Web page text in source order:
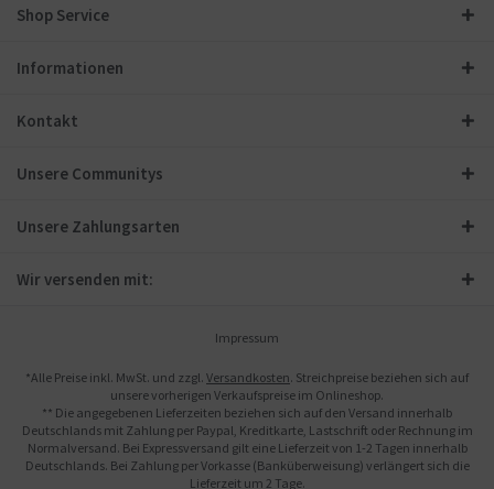
Shop Service
Informationen
Kontakt
Unsere Communitys
Unsere Zahlungsarten
Wir versenden mit:
Impressum
*Alle Preise inkl. MwSt. und zzgl. Versandkosten. Streichpreise beziehen sich auf
unsere vorherigen Verkaufspreise im Onlineshop.
** Die angegebenen Lieferzeiten beziehen sich auf den Versand innerhalb
Deutschlands mit Zahlung per Paypal, Kreditkarte, Lastschrift oder Rechnung im
Normalversand. Bei Expressversand gilt eine Lieferzeit von 1-2 Tagen innerhalb
Deutschlands. Bei Zahlung per Vorkasse (Banküberweisung) verlängert sich die
Lieferzeit um 2 Tage.